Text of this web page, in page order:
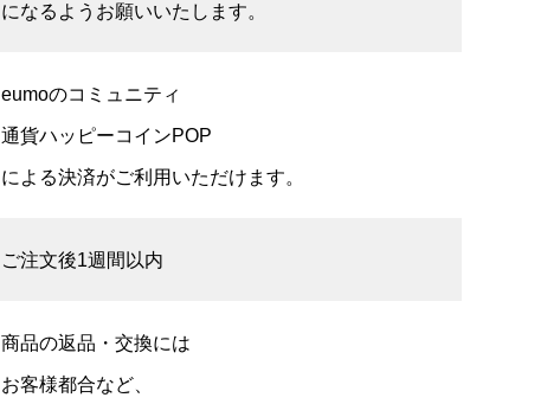
になるようお願いいたします。
eumoのコミュニティ
通貨ハッピーコインPOP
による決済がご利用いただけます。
ご注文後1週間以内
商品の返品・交換には
お客様都合など、